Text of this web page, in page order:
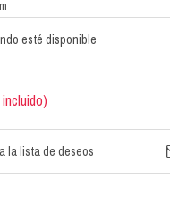
esté disponible
incluido)
la lista de deseos